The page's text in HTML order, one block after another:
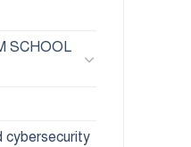
SCHOOL
cybersecurity